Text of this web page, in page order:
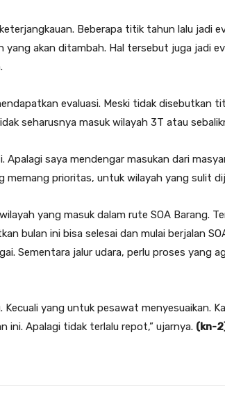
Beberapa titik tahun lalu jadi
yang akan ditambah. Hal tersebut juga jadi
evaluasi. Meski tidak disebutkan
seharusnya masuk wilayah 3T atau
Apalagi saya mendengar masukan dari
memang prioritas, untuk wilayah yang sulit
yang masuk dalam rute SOA Barang.
bulan ini bisa selesai dan mulai berjalan
Sementara jalur udara, perlu proses yang
yang untuk pesawat menyesuaikan.
ini. Apalagi tidak terlalu repot,” ujarnya. (kn-